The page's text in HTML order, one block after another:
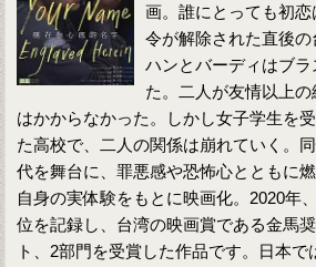
画。誰にとっても初
令が解除された直後
ハンとバーディはブ
た。二人が友情以上
はかからなかった。しかし女子学生を
た高校で、二人の関係は崩れていく。
代を舞台に、罪悪感や恐怖心とともに
自身の実体験をもとに映画化。2020年
位を記録し、台湾の映画賞である金馬
ト、2部門を受賞した作品です。日本で